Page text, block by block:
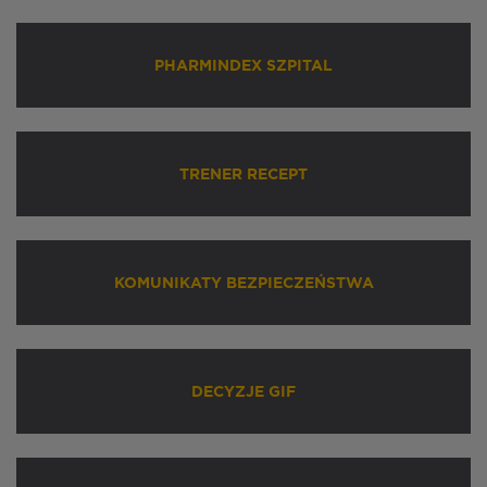
PHARMINDEX SZPITAL
TRENER RECEPT
KOMUNIKATY BEZPIECZEŃSTWA
DECYZJE GIF